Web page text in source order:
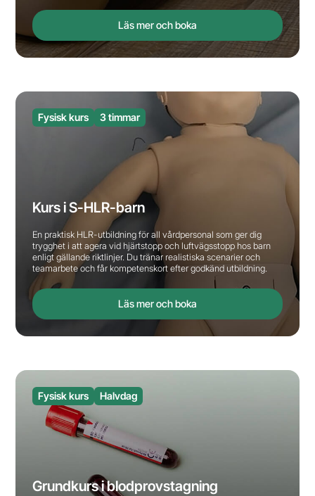
Läs mer och boka
Fysisk kurs 3 timmar
Kurs i S-HLR-barn
En praktisk HLR-utbildning för all vårdpersonal som ger dig
trygghet i att agera vid hjärtstopp och luftvägsstopp hos barn
enligt gällande riktlinjer. Du tränar realistiska scenarier och
teamarbete och får kompetenskort efter godkänd utbildning.
Läs mer och boka
Fysisk kurs Halvdag
Grundkurs i blodprovstagning